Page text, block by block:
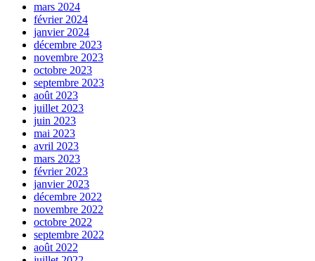
mars 2024
février 2024
janvier 2024
décembre 2023
novembre 2023
octobre 2023
septembre 2023
août 2023
juillet 2023
juin 2023
mai 2023
avril 2023
mars 2023
février 2023
janvier 2023
décembre 2022
novembre 2022
octobre 2022
septembre 2022
août 2022